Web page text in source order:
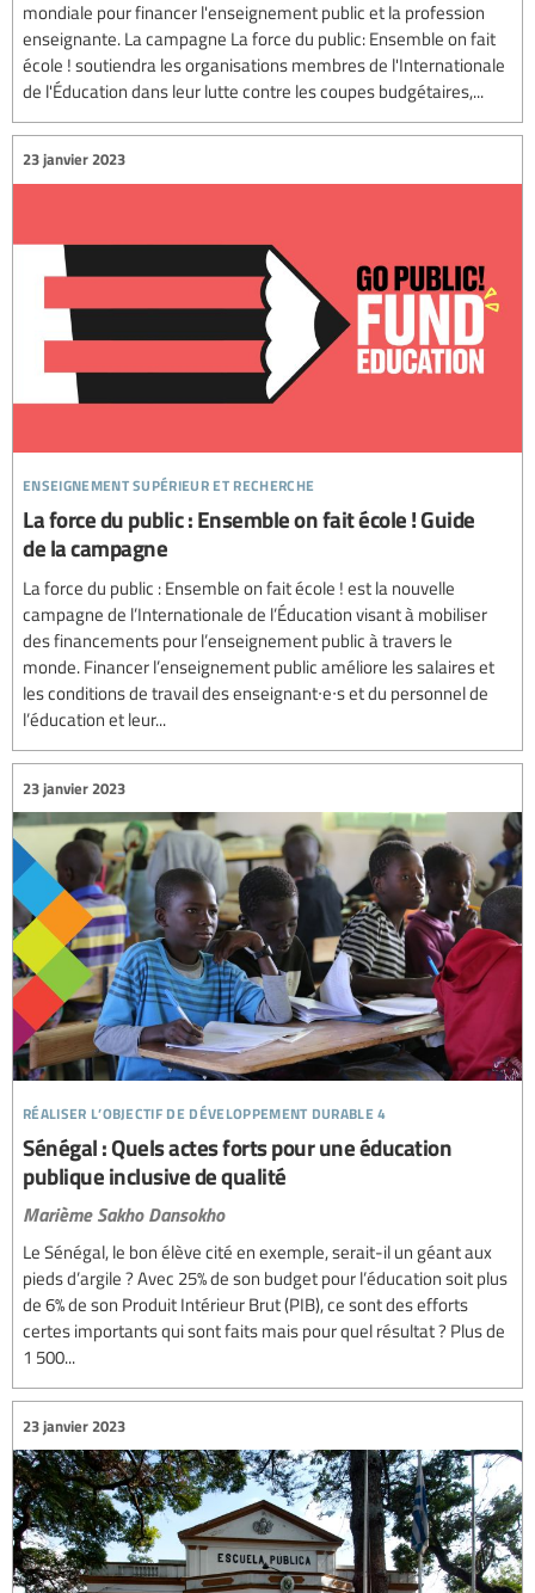
mondiale pour financer l'enseignement public et la profession
enseignante. La campagne La force du public: Ensemble on fait
école ! soutiendra les organisations membres de l'Internationale
de l'Éducation dans leur lutte contre les coupes budgétaires,...
enseignement supérieur et recherche
23 janvier 2023
La force du public : Ensemble on fait école ! Guide
de la campagne
La force du public : Ensemble on fait école ! est la nouvelle
campagne de l’Internationale de l’Éducation visant à mobiliser
des financements pour l’enseignement public à travers le
monde. Financer l’enseignement public améliore les salaires et
les conditions de travail des enseignant∙e∙s et du personnel de
l’éducation et leur...
réaliser l’objectif de développement durable 4
23 janvier 2023
Sénégal : Quels actes forts pour une éducation
publique inclusive de qualité
Marième Sakho Dansokho
Le Sénégal, le bon élève cité en exemple, serait-il un géant aux
pieds d’argile ? Avec 25% de son budget pour l’éducation soit plus
de 6% de son Produit Intérieur Brut (PIB), ce sont des efforts
certes importants qui sont faits mais pour quel résultat ? Plus de
1 500...
23 janvier 2023